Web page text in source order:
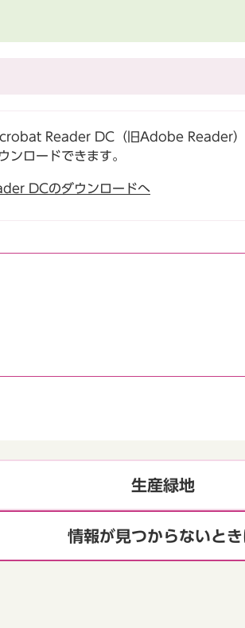
Reader DC（旧Adobe Reader）
ロードできます。
DCのダウンロードへ
生産緑地
情報が見つからないとき